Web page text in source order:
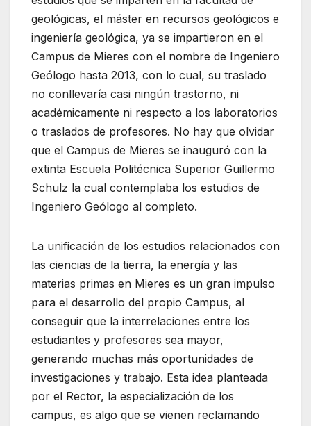
geológicas, el máster en recursos geológicos e
ingeniería geológica, ya se impartieron en el
Campus de Mieres con el nombre de Ingeniero
Geólogo hasta 2013, con lo cual, su traslado
no conllevaría casi ningún trastorno, ni
académicamente ni respecto a los laboratorios
o traslados de profesores. No hay que olvidar
que el Campus de Mieres se inauguró con la
extinta Escuela Politécnica Superior Guillermo
Schulz la cual contemplaba los estudios de
Ingeniero Geólogo al completo.
La unificación de los estudios relacionados con
las ciencias de la tierra, la energía y las
materias primas en Mieres es un gran impulso
para el desarrollo del propio Campus, al
conseguir que la interrelaciones entre los
estudiantes y profesores sea mayor,
generando muchas más oportunidades de
investigaciones y trabajo. Esta idea planteada
por el Rector, la especialización de los
campus, es algo que se vienen reclamando